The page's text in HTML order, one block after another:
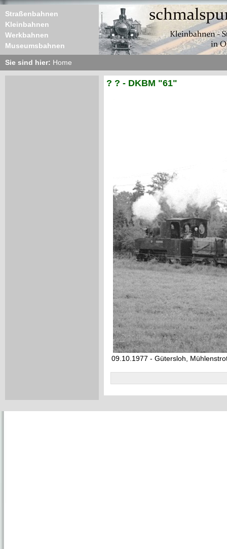
Straßenbahnen
Kleinbahnen
Werkbahnen
Museumsbahnen
Sie sind hier: Home
? ? - DKBM "61"
09.10.1977 - Gütersloh,